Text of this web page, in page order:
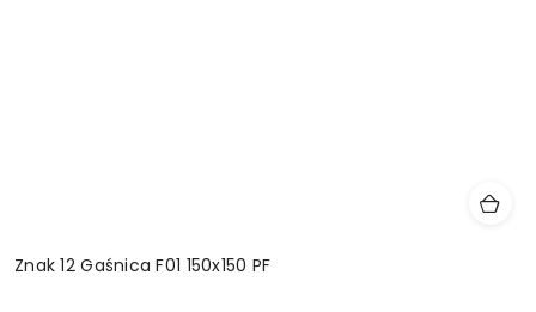
Znak 12 Gaśnica F01 150x150 PF